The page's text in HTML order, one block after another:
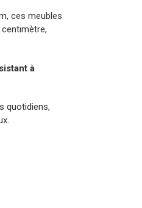
ces meubles
à
quotidiens,